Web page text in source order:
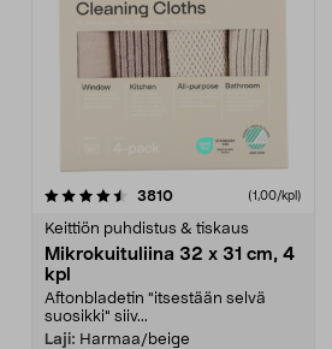
3810arvostelut (1,00/kpl)
Keittiön puhdistus & tiskaus
Mikrokuituliina 32 x 31 cm, 4
kpl
Aftonbladetin "itsestään selvä
suosikki" siiv...
Laji: Harmaa/beige
4.5viidestä